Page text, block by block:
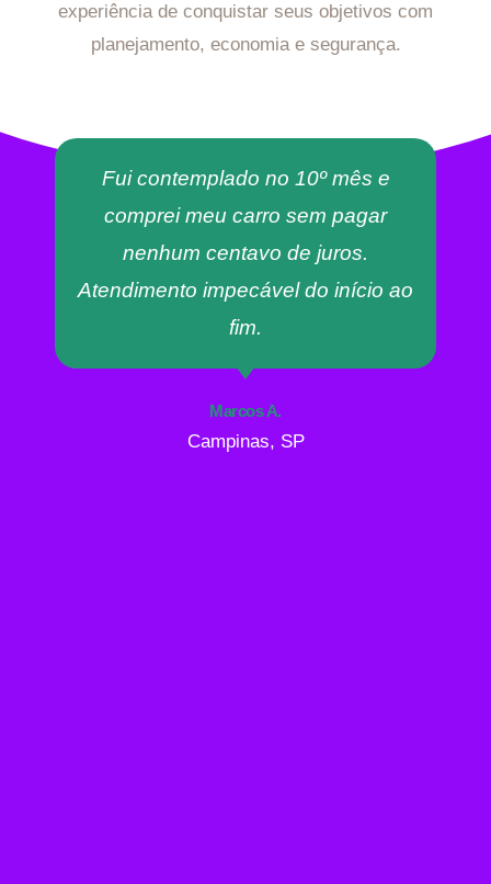
experiência de conquistar seus objetivos com
planejamento, economia e segurança.
Fui contemplado no 10º mês e
comprei meu carro sem pagar
nenhum centavo de juros.
Atendimento impecável do início ao
fim.
Marcos A.
Campinas, SP